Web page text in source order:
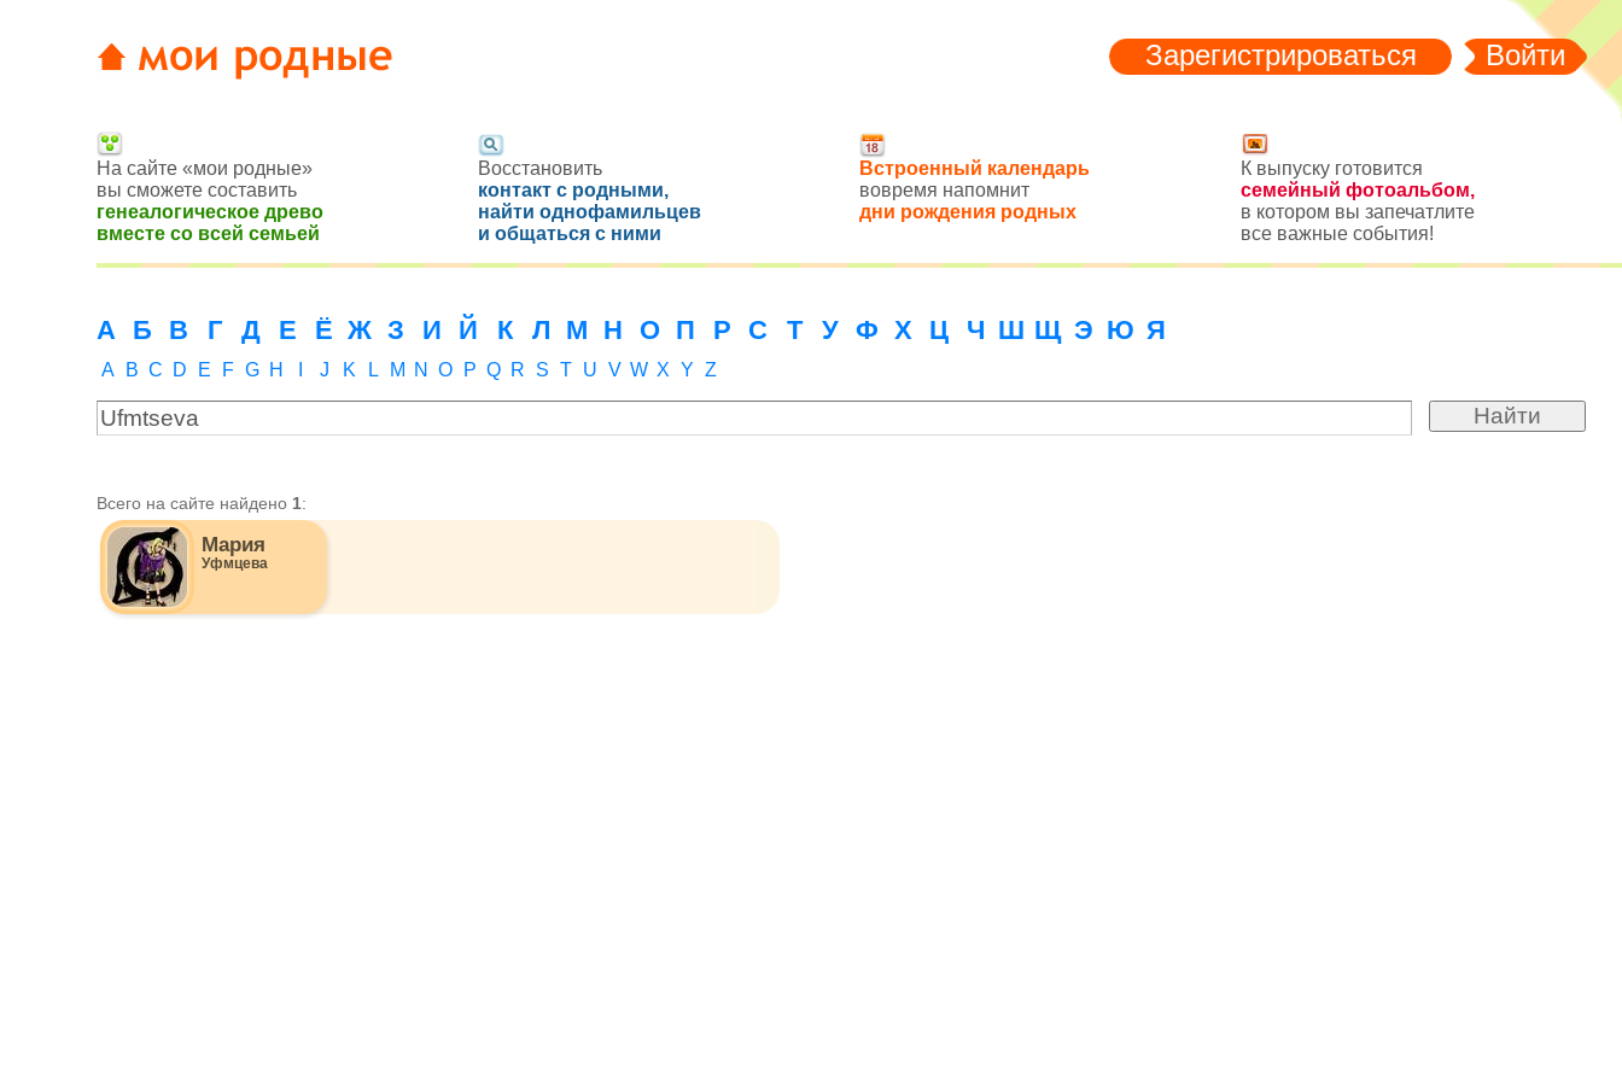
Зарегистрироваться Войти
На сайте «мои родные»
вы сможете составить
генеалогическое древо
вместе со всей семьей
Восстановить
контакт с родными,
найти однофамильцев
и общаться с ними
Встроенный календарь
вовремя напомнит
дни рождения родных
К выпуску готовится
семейный фотоальбом,
в котором вы запечатлите
все важные события!
А Б В Г Д Е Ё Ж З И Й К Л М Н О П Р С Т У Ф Х Ц Ч Ш Щ Э Ю Я
A B C D E F G H J K L M N O P Q R S T U V W X Y Z
Всего на сайте найдено 1:
Мария
Уфмцева